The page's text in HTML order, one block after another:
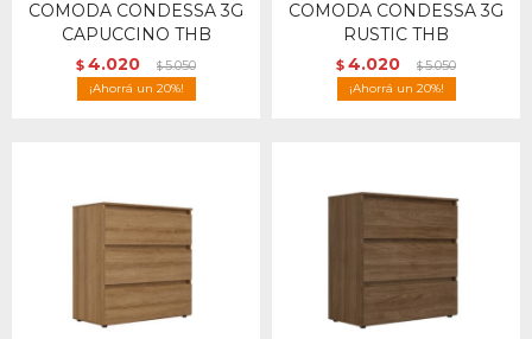
COMODA CONDESSA 3G
CAPUCCINO THB
$ 4.020 $5.050
20
COMODA CONDESSA 3G
RUSTIC THB
$ 4.020 $5.050
20